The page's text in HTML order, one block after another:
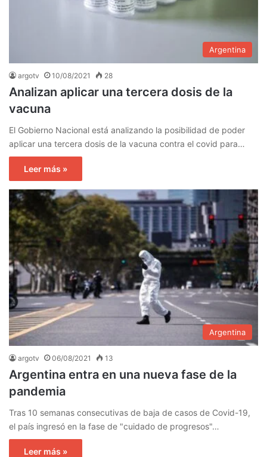
Argentina
argotv 10/08/2021 28
Analizan aplicar una tercera dosis de la
vacuna
El Gobierno Nacional está analizando la posibilidad de poder
aplicar una tercera dosis de la vacuna contra el covid para…
Leer más »
Argentina
argotv 06/08/2021 13
Argentina entra en una nueva fase de la
pandemia
Tras 10 semanas consecutivas de baja de casos de Covid-19,
el país ingresó en la fase de "cuidado de progresos"…
Leer más »